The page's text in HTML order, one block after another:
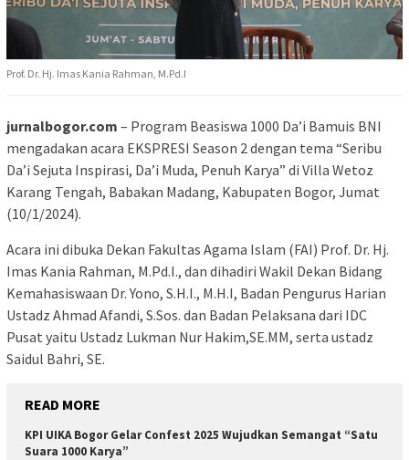
Prof. Dr. Hj. Imas Kania Rahman, M.Pd.I
jurnalbogor.com – Program Beasiswa 1000 Da’i Bamuis BNI
mengadakan acara EKSPRESI Season 2 dengan tema “Seribu
Da’i Sejuta Inspirasi, Da’i Muda, Penuh Karya” di Villa Wetoz
Karang Tengah, Babakan Madang, Kabupaten Bogor, Jumat
(10/1/2024).
Acara ini dibuka Dekan Fakultas Agama Islam (FAI) Prof. Dr. Hj.
Imas Kania Rahman, M.Pd.I., dan dihadiri Wakil Dekan Bidang
Kemahasiswaan Dr. Yono, S.H.I., M.H.I, Badan Pengurus Harian
Ustadz Ahmad Afandi, S.Sos. dan Badan Pelaksana dari IDC
Pusat yaitu Ustadz Lukman Nur Hakim,SE.MM, serta ustadz
Saidul Bahri, SE.
READ MORE
KPI UIKA Bogor Gelar Confest 2025 Wujudkan Semangat “Satu
Suara 1000 Karya”